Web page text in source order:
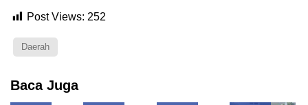
Post Views: 252
Daerah
Baca Juga